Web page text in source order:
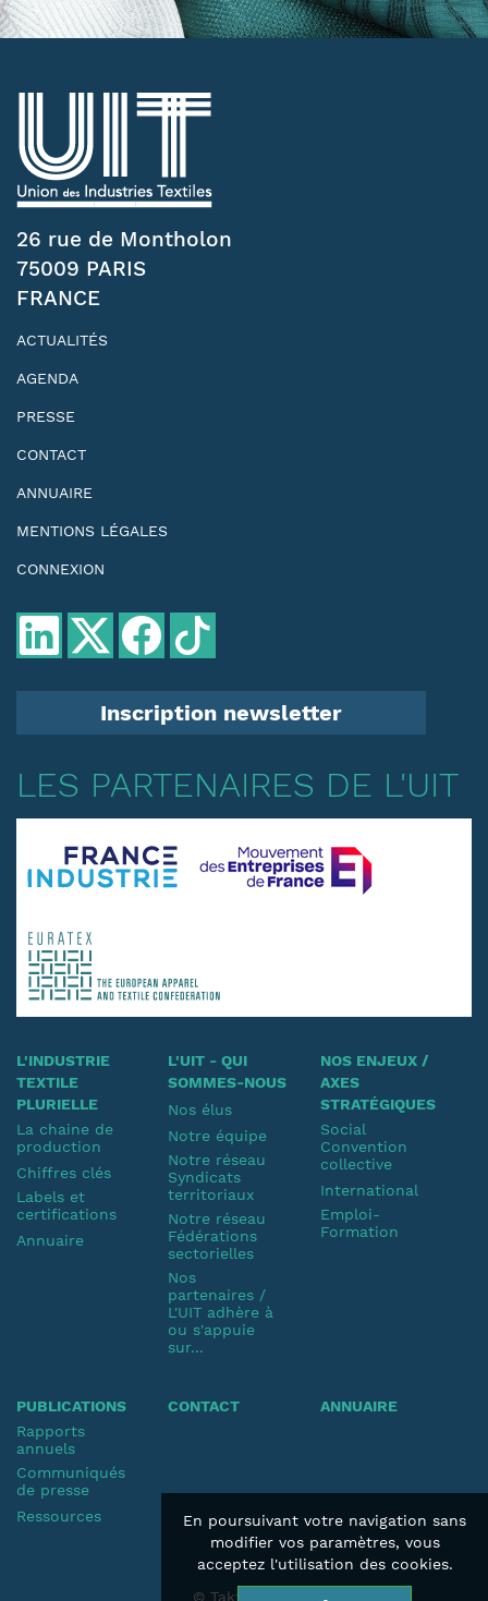
26 rue de Montholon
75009 PARIS
FRANCE
ACTUALITÉS
AGENDA
PRESSE
CONTACT
ANNUAIRE
MENTIONS LÉGALES
CONNEXION
Inscription newsletter
LES PARTENAIRES DE L'UIT
L'INDUSTRIE
TEXTILE
PLURIELLE
La chaine de
production
Chiffres clés
Labels et
certifications
Annuaire
L'UIT - QUI
SOMMES-NOUS
Nos élus
Notre équipe
Notre réseau
Syndicats
territoriaux
Notre réseau
Fédérations
sectorielles
Nos
partenaires /
L'UIT adhère à
ou s'appuie
sur...
NOS ENJEUX /
AXES
STRATÉGIQUES
Social
Convention
collective
International
Emploi-
Formation
PUBLICATIONS
Rapports
annuels
Communiqués
de presse
Ressources
CONTACT ANNUAIRE
© Taktik 2019
En poursuivant votre navigation sans
modifier vos paramètres, vous
acceptez l'utilisation des cookies.